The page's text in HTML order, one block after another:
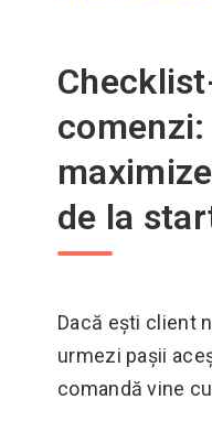
de la
Dacă ești client
urmezi pașii
comandă vine